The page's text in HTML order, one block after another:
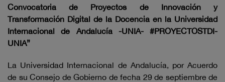
Convocatoria de Proyectos de Innovación y
Transformación Digital de la Docencia en la Universidad
Internacional de Andalucía -UNIA- #PROYECTOSTDI-
UNIA”
La Universidad Internacional de Andalucía, por Acuerdo
de su Consejo de Gobierno de fecha 29 de septiembre de